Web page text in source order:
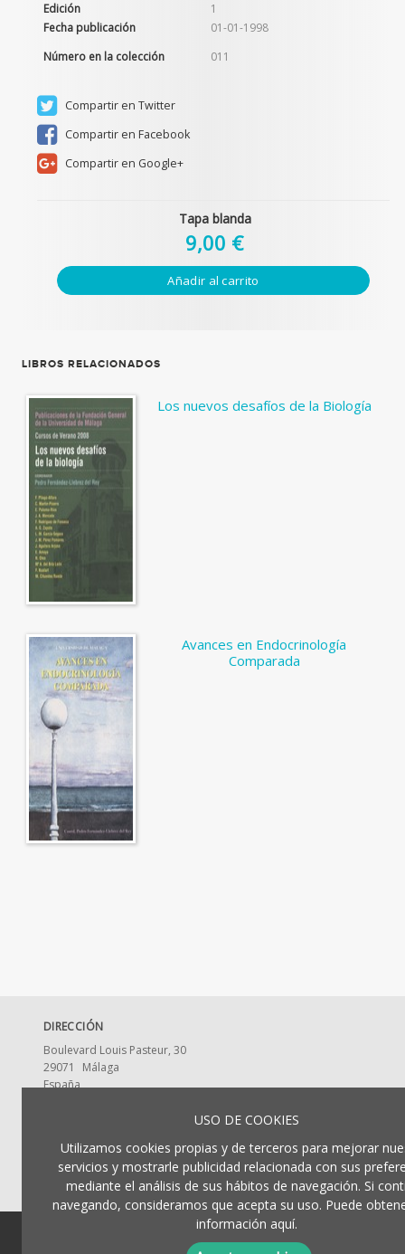
Edición
1
Fecha publicación
01-01-1998
Número en la colección
011
Compartir en Twitter
Compartir en Facebook
Compartir en Google+
Tapa blanda
9,00 €
Añadir al carrito
LIBROS RELACIONADOS
Los nuevos desafíos de la Biología
Avances en Endocrinología
Comparada
DIRECCIÓN
Boulevard Louis Pasteur, 30
29071
Málaga
España
CONTACTA CON NOSOTROS
952 13 2917
© 2026, Universidad de Málaga
USO DE COOKIES
Utilizamos cookies propias y de terceros para mejorar
servicios y mostrarle publicidad relacionada con sus
mediante el análisis de sus hábitos de navegación. Si
navegando, consideramos que acepta su uso. Puede
información aquí.